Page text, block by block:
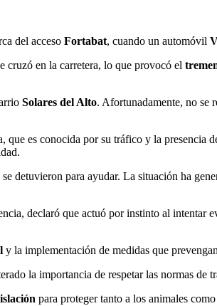
del acceso Fortabat, cuando un automóvil
cruzó en la carretera, lo que provocó el
Solares del Alto. Afortunadamente, no se
que es conocida por su tráfico y la presencia
detuvieron para ayudar. La situación ha
declaró que actuó por instinto al intentar
y la implementación de medidas que
la importancia de respetar las normas de
para proteger tanto a los animales